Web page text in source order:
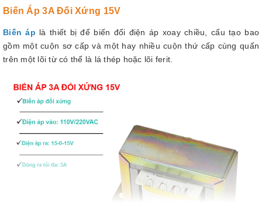
Biến Áp 3A Đối Xứng 15V
Biến áp là thiết bị để biến đổi điện áp xoay chiều, cấu tạo bao
gồm một cuộn sơ cấp và một hay nhiều cuộn thứ cấp cùng quấn
trên một lõi từ có thể là lá thép hoặc lõi ferit.